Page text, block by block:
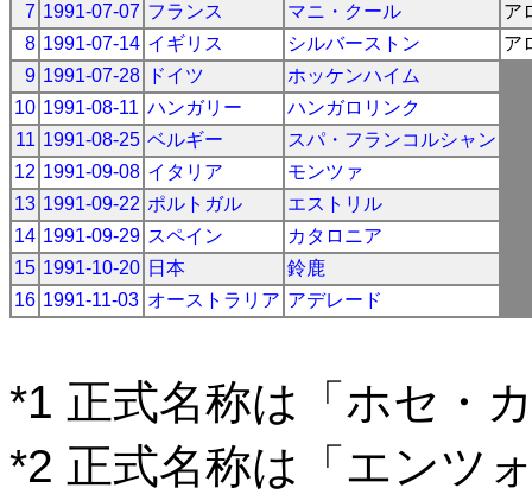
7 1991-07-07 フランス マニ・クール
ア
8 1991-07-14 イギリス シルバーストン
ア
9 1991-07-28 ドイツ
ホッケンハイム
10 1991-08-11 ハンガリー
ハンガロリンク
11 1991-08-25 ベルギー
スパ・フランコルシャン
12 1991-09-08 イタリア
モンツァ
13 1991-09-22 ポルトガル
エストリル
14 1991-09-29 スペイン
カタロニア
15 1991-10-20 日本
鈴鹿
16 1991-11-03 オーストラリア アデレード
*1 正式名称は「ホセ・
*2 正式名称は「エンツ